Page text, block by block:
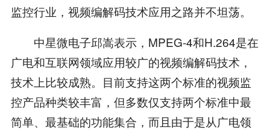
监控行业，视频编解码技术应用之路并不坦荡。
中星微电子邱嵩表示，MPEG-4和H.264是在
广电和互联网领域应用较广的视频编解码技术，
技术上比较成熟。目前支持这两个标准的视频监
控产品种类较丰富，但多数仅支持两个标准中最
简单、最基础的功能集合，而且由于是从广电领